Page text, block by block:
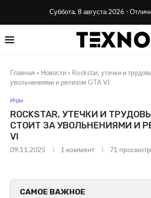
Суббота, 8 августа 2026 -
Главная » Новости » Rockstar, утечки и
увольнениями и релизом GTA VI
Игры
ROCKSTAR, УТЕЧКИ И
СТОИТ ЗА УВОЛЬНЕНИЯМИ И
VI
09.11.2025 1 коммент 71
САМОЕ ВАЖНОЕ